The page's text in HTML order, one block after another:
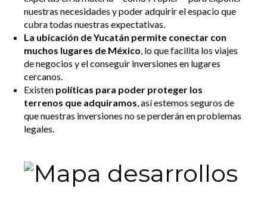
nuestras necesidades y poder adquirir el espacio que
cubra todas nuestras expectativas.
La ubicación de Yucatán permite conectar con
muchos lugares de México, lo que facilita los viajes
de negocios y el conseguir inversiones en lugares
cercanos.
Existen políticas para poder proteger los
terrenos que adquiramos, así estemos seguros de
que nuestras inversiones no se perderán en problemas
legales.